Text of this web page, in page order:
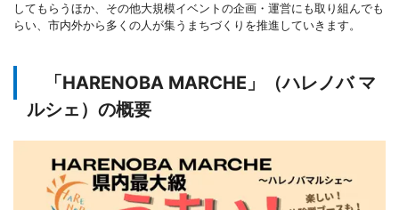
してもらうほか、その他大規模イベントの企画・運営にも取り組んでも
らい、市内外から多くの人が集うまちづくりを推進していきます。
「HARENOBA MARCHE」（ハレノバ マ
ルシェ）の概要